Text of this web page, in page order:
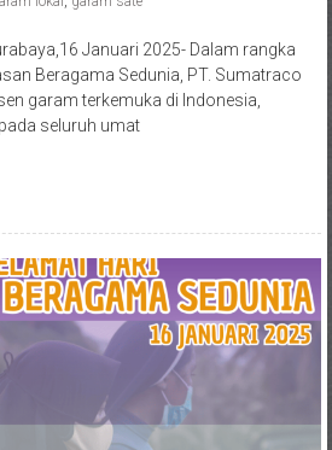
Januari 2025- Dalam rangka
Beragama Sedunia, PT. Sumatraco
garam terkemuka di Indonesia,
seluruh umat